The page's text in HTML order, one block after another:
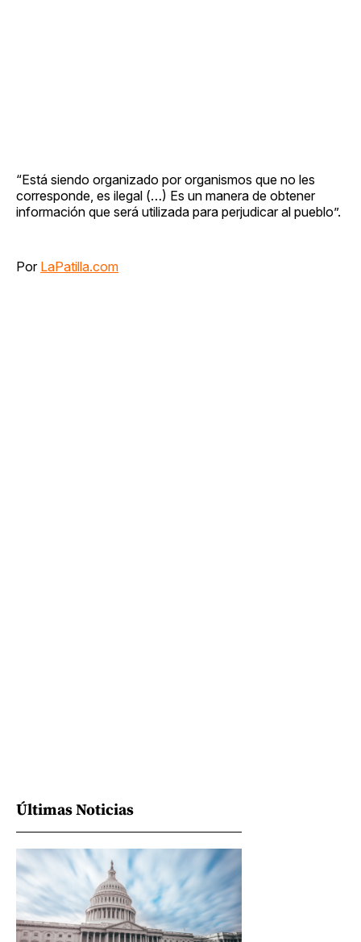
“Está siendo organizado por organismos que no les
corresponde, es ilegal (…) Es un manera de obtener
información que será utilizada para perjudicar al pueblo”.
Por LaPatilla.com
Últimas Noticias